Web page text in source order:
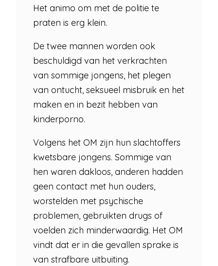
Het animo om met de politie te
praten is erg klein.
De twee mannen worden ook
beschuldigd van het verkrachten
van sommige jongens, het plegen
van ontucht, seksueel misbruik en het
maken en in bezit hebben van
kinderporno.
Volgens het OM zijn hun slachtoffers
kwetsbare jongens. Sommige van
hen waren dakloos, anderen hadden
geen contact met hun ouders,
worstelden met psychische
problemen, gebruikten drugs of
voelden zich minderwaardig. Het OM
vindt dat er in die gevallen sprake is
van strafbare uitbuiting.